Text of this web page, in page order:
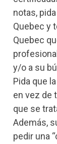
notas,
Quebec y
Quebec
y/o a su
Pida que
en vez de
que se
Además,
pedir una